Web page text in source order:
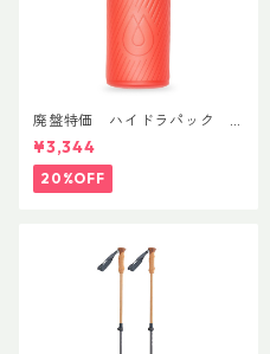
廃盤特価 ハイドラパック
フラックス 750ml
¥3,344
20%OFF